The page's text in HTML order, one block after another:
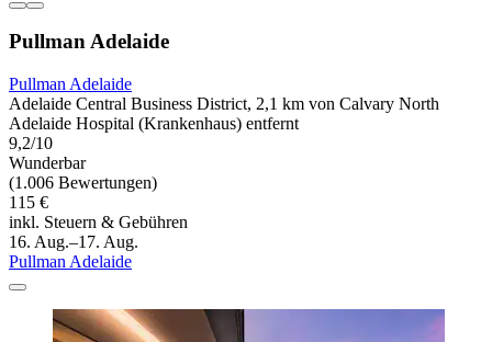
Pullman Adelaide
Pullman Adelaide
Adelaide Central Business District, 2,1 km von Calvary North
Adelaide Hospital (Krankenhaus) entfernt
9,2/10
Wunderbar
(1.006 Bewertungen)
115 €
inkl. Steuern & Gebühren
16. Aug.–17. Aug.
Pullman Adelaide